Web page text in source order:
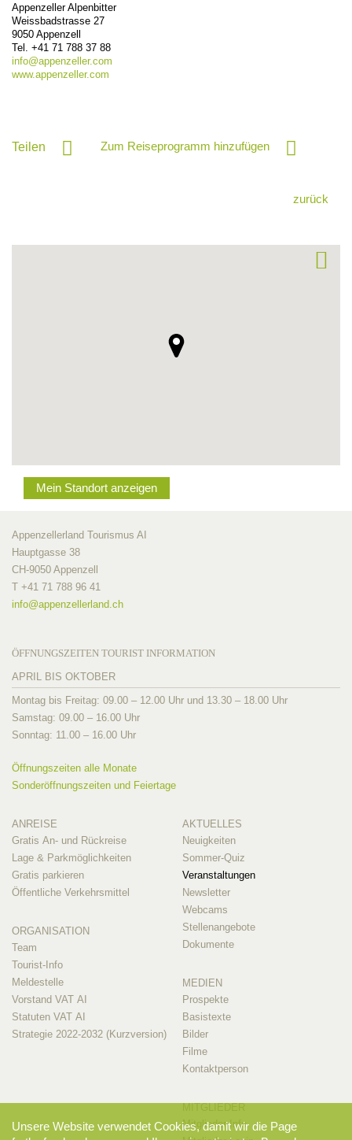
Appenzeller Alpenbitter
Weissbadstrasse 27
9050 Appenzell
Tel. +41 71 788 37 88
info@appenzeller.com
www.appenzeller.com
Teilen Zum Reiseprogramm hinzufügen
zurück
Mein Standort anzeigen
Appenzellerland Tourismus AI
Hauptgasse 38
CH-9050 Appenzell
T +41 71 788 96 41
info@appenzellerland.ch
ÖFFNUNGSZEITEN TOURIST INFORMATION
APRIL BIS OKTOBER
Montag bis Freitag: 09.00 – 12.00 Uhr und 13.30 – 18.00 Uhr
Samstag: 09.00 – 16.00 Uhr
Sonntag: 11.00 – 16.00 Uhr
Öffnungszeiten alle Monate
Sonderöffnungszeiten und Feiertage
ANREISE
Gratis An- und Rückreise
Lage & Parkmöglichkeiten
Gratis parkieren
Öffentliche Verkehrsmittel
ORGANISATION
Team
Tourist-Info
Meldestelle
Vorstand VAT AI
Statuten VAT AI
Strategie 2022-2032 (Kurzversion)
AKTUELLES
Neuigkeiten
Sommer-Quiz
Veranstaltungen
Newsletter
Webcams
Stellenangebote
Dokumente
MEDIEN
Prospekte
Basistexte
Bilder
Filme
Kontaktperson
Mitglieder-Info
Unsere Website verwendet Cookies, damit wir die Page